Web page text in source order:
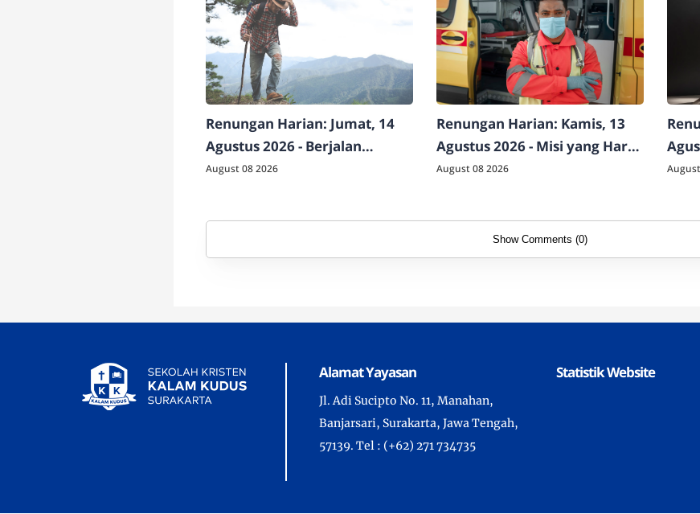
Renungan Harian: Jumat, 14
Agustus 2026 - Berjalan
bersama Tuhan
August 08 2026
Renungan Harian: Kamis, 13
Agustus 2026 - Misi yang Harus
Dilakukan
August 08 2026
Show Comments (0)
Alamat Yayasan
Jl. Adi Sucipto No. 11, Manahan,
Banjarsari, Surakarta, Jawa Tengah,
57139. Tel : (+62) 271 734735
Statistik Website